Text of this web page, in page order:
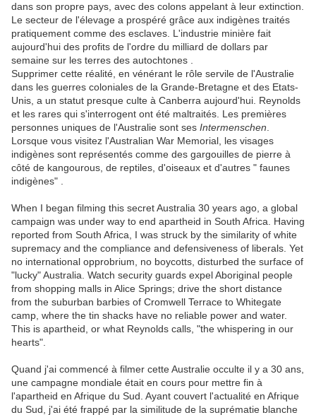
dans son propre pays, avec des colons appelant à leur extinction.
Le secteur de l'élevage a prospéré grâce aux indigènes traités
pratiquement comme des esclaves. L'industrie minière fait
aujourd'hui des profits de l'ordre du milliard de dollars par
semaine sur les terres des autochtones .
Supprimer cette réalité, en vénérant le rôle servile de l'Australie
dans les guerres coloniales de la Grande-Bretagne et des Etats-
Unis, a un statut presque culte à Canberra aujourd'hui. Reynolds
et les rares qui s'interrogent ont été maltraités. Les premières
personnes uniques de l'Australie sont ses Intermenschen
Lorsque vous visitez l'Australian War Memorial, les visages
indigènes sont représentés comme des gargouilles de pierre à
côté de kangourous, de reptiles, d'oiseaux et d'autres " faunes
indigènes" .
When I began filming this secret Australia 30 years ago, a global
campaign was under way to end apartheid in South Africa. Having
reported from South Africa, I was struck by the similarity of white
supremacy and the compliance and defensiveness of liberals. Yet
no international opprobrium, no boycotts, disturbed the surface of
"lucky" Australia. Watch security guards expel Aboriginal people
from shopping malls in Alice Springs; drive the short distance
from the suburban barbies of Cromwell Terrace to Whitegate
camp, where the tin shacks have no reliable power and water.
This is apartheid, or what Reynolds calls, "the whispering in our
hearts".
Quand j'ai commencé à filmer cette Australie occulte il y a 30 ans,
une campagne mondiale était en cours pour mettre fin à
l'apartheid en Afrique du Sud. Ayant couvert l'actualité en Afrique
du Sud, j'ai été frappé par la similitude de la suprématie blanche